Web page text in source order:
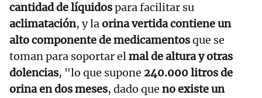
cantidad de líquidospara facilitar su
aclimatación, y laorina vertida contiene un
alto componente de medicamentosque se
toman para soportar elmal de altura y otras
dolencias, "lo que supone 240.000 litros de
orina en dos meses, dado que no existe un